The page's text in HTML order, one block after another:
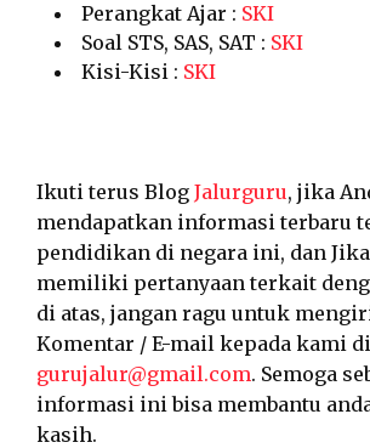
Perangkat Ajar : SKI
Soal STS, SAS, SAT : SKI
Kisi-Kisi : SKI
Ikuti terus Blog Jalurguru, jika
mendapatkan informasi terbaru
pendidikan di negara ini, dan
memiliki pertanyaan terkait
di atas, jangan ragu untuk
Komentar / E-mail kepada kami di
gurujalur@gmail.com. Semoga
informasi ini bisa membantu
kasih.